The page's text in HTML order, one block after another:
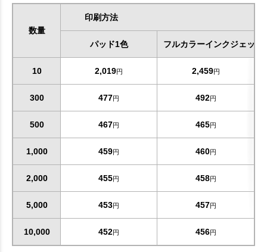
数量
印刷方法
パッド1色 フルカラーインクジェット
10 2,019円 2,459円
300 477円 492円
500 467円 465円
1,000 459円 460円
2,000 455円 458円
5,000 453円 457円
10,000 452円 456円